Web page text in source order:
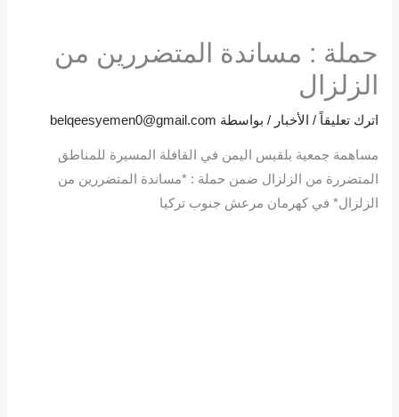
حملة : مساندة المتضررين من
الزلزال
اترك تعليقاً / الأخبار / بواسطة belqeesyemen0@gmail.com
مساهمة جمعية بلقيس اليمن في القافلة المسيرة للمناطق
المتضررة من الزلزال ضمن حملة : *مساندة المتضررين من
الزلزال* في كهرمان مرعش جنوب تركيا